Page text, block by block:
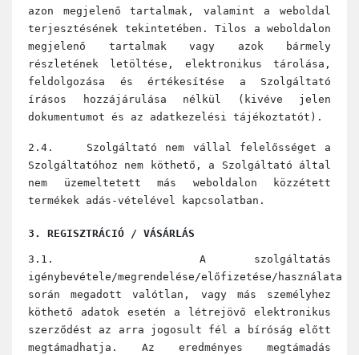
azon megjelenő tartalmak, valamint a weboldal
terjesztésének tekintetében. Tilos a weboldalon
megjelenő tartalmak vagy azok bármely
részletének letöltése, elektronikus tárolása,
feldolgozása és értékesítése a Szolgáltató
írásos hozzájárulása nélkül (kivéve jelen
dokumentumot és az adatkezelési tájékoztatót).
2.4. Szolgáltató nem vállal felelősséget a
Szolgáltatóhoz nem köthető, a Szolgáltató által
nem üzemeltetett más weboldalon közzétett
termékek adás-vételével kapcsolatban.
3. REGISZTRÁCIÓ / VÁSÁRLÁS
3.1. A szolgáltatás
igénybevétele/megrendelése/előfizetése/használata
során megadott valótlan, vagy más személyhez
köthető adatok esetén a létrejövő elektronikus
szerződést az arra jogosult fél a bíróság előtt
megtámadhatja. Az eredményes megtámadás